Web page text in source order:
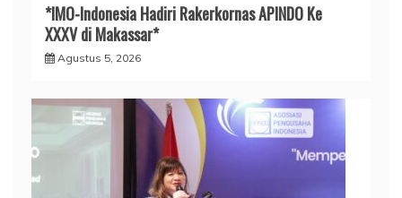
*IMO-Indonesia Hadiri Rakerkornas APINDO Ke
XXXV di Makassar*
Agustus 5, 2026